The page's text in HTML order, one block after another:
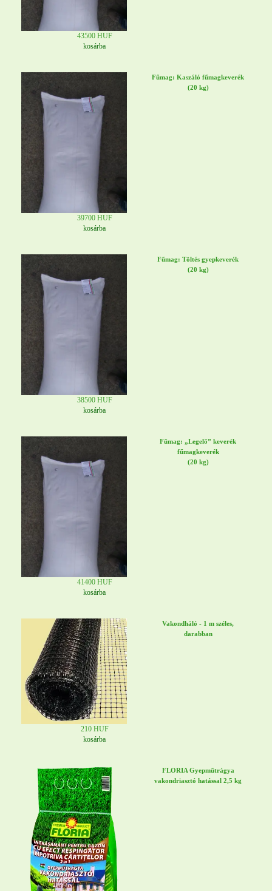
43500 HUF
kosárba
Fűmag: Kaszáló fűmagkeverék
(20 kg)
39700 HUF
kosárba
Fűmag: Töltés gyepkeverék
(20 kg)
38500 HUF
kosárba
Fűmag: „Legelő” keverék
fűmagkeverék
(20 kg)
41400 HUF
kosárba
Vakondháló - 1 m széles,
darabban
210 HUF
kosárba
FLORIA Gyepműtrágya
vakondriasztó hatással 2,5 kg